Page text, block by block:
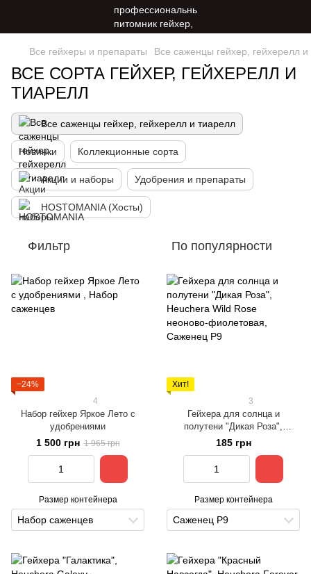
Все гейхеры и препараты Все саженцы гейхер, гейхерелл и
ВСЕ СОРТА ГЕЙХЕР, ГЕЙХЕРЕЛЛ И
ТИАРЕЛЛ
Все саженцы гейхер, гейхерелл и тиарелл
Новинки Коллекционные сорта
Акции и наборы Удобрения и препараты
HOSTOMANIA (Хосты)
Фильтр По популярности
−24%
4
Набор гейхер Яркое Лето с
удобрениями
1 500 грн 1 965 грн
Размер контейнера
Набор саженцев
Хит!
3
Гейхера для солнца и
полутени "Дикая Роза",
Heuchera Wild Rose неоново-
фиолетовая
185 грн
Размер контейнера
Саженец Р9